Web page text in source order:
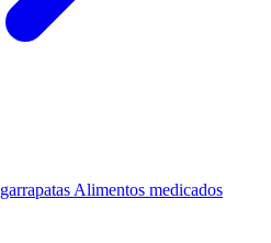
Alimentos medicados